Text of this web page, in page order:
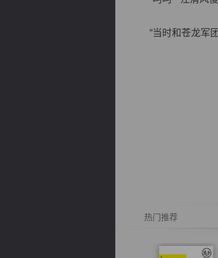
“当时和苍龙军团
热门推荐